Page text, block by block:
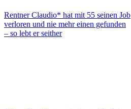
Rentner Claudio* hat mit 55 seinen Job
verloren und nie mehr einen gefunden
– so lebt er seither